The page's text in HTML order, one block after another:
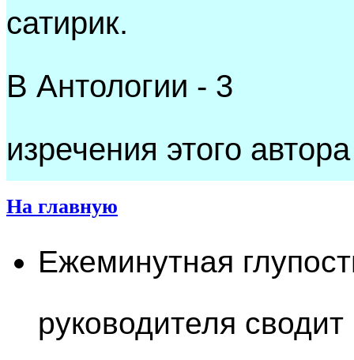
сатирик.
В Антологии - 3
изречения этого автора
На главную
Ежеминутная
руководителя